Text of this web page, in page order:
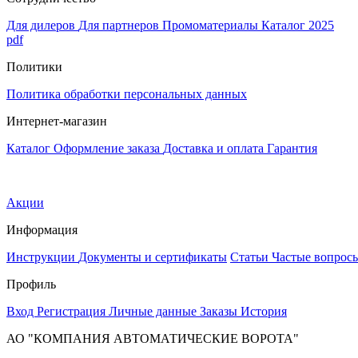
Для дилеров Для партнеров Промоматериалы Каталог 2025
pdf
Политики
Политика обработки персональных данных
Интернет-магазин
Каталог Оформление заказа Доставка и оплата Гарантия
Акции
Информация
Инструкции Документы и сертификаты Статьи Частые
Профиль
Вход Регистрация Личные данные Заказы История
АО "КОМПАНИЯ АВТОМАТИЧЕСКИЕ ВОРОТА"